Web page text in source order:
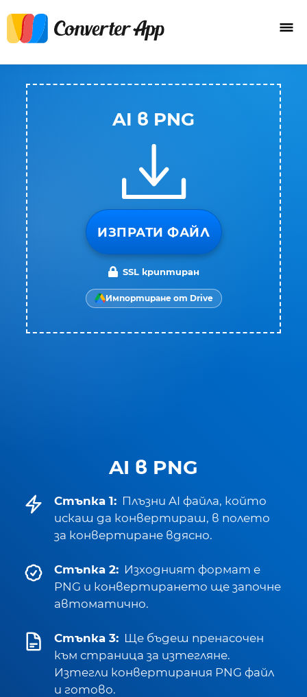
AI в PNG
Стъпка 1: Плъзни AI файла, който
искаш да конвертираш, в полето
за конвертиране вдясно.
Стъпка 2: Изходният формат е
PNG и конвертирането ще започне
автоматично.
Стъпка 3: Ще бъдеш пренасочен
към страница за изтегляне.
Изтегли конвертирания PNG файл
и готово.
AI в PNG
ИЗПРАТИ ФАЙЛ
SSL криптиран
Импортиране от Drive